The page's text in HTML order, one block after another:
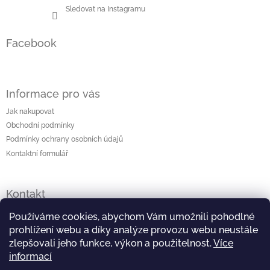
Používáme cookies, abychom Vám umožnili pohodlné
prohlížení webu a díky analýze provozu webu neustále
zlepšovali jeho funkce, výkon a použitelnost.Více
informací
Sledovat na Instagramu
Facebook
Informace pro vás
Jak nakupovat
Obchodní podmínky
Podmínky ochrany osobních údajů
Kontaktní formulář
Kontakt
lenka@originalniporcelan.cz
+420 724 872 504
https://www.facebook.com/studiomaliska